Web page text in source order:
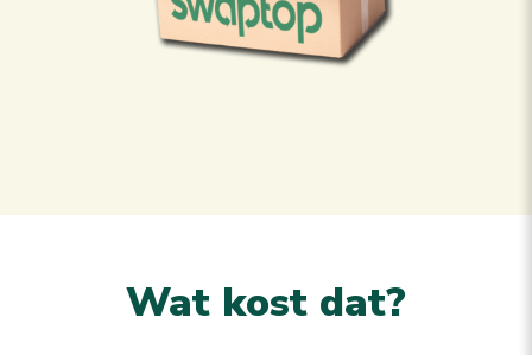
Wat kost dat?